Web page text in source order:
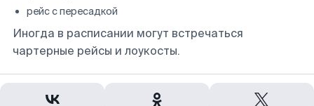
рейс с пересадкой
Иногда в расписании могут встречаться
чартерные рейсы и лоукосты.